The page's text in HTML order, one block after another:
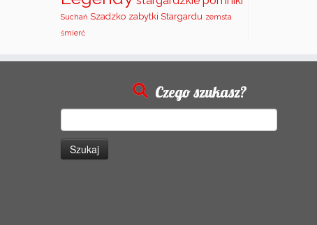
Suchań Szadzko zabytki Stargardu zemsta
śmierć
Czego szukasz?